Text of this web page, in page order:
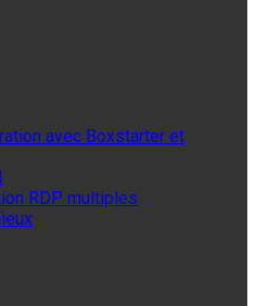
avec Boxstarter et
RDP multiples